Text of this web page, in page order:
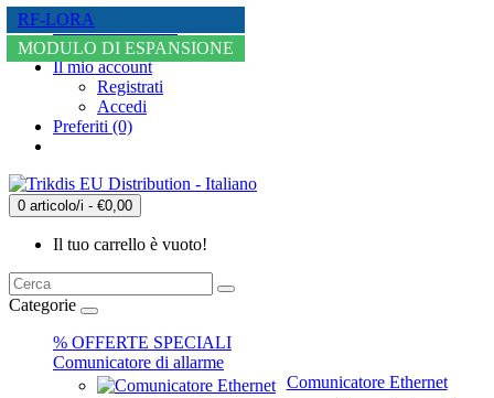
+36 20 234 6667
info@trikdis.hu
Il mio account
Registrati
Accedi
Preferiti (0)
0 articolo/i - €0,00
Il tuo carrello è vuoto!
Categorie
% OFFERTE SPECIALI
Comunicatore di allarme
Comunicatore Ethernet
ETHERNET
-44% SCONTO
WIFI
-44% SCONTO
WIFI + 4G
ETHERNET + 4G
ETHERNET + 4G
MODULO DI ESPANSIONE
MODULO DI ESPANSIONE
RF-LORA
MODULO DI ESPANSIONE
RF-LORA
MODULO DI ESPANSIONE
RF-LORA
MODULO DI ESPANSIONE